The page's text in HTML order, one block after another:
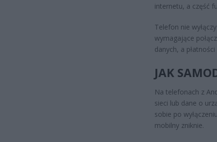
internetu, a część
Telefon nie
wymagające
danych, a
JAK
Na telefonach z
sieci lub dane o
sobie po
mobilny zniknie.